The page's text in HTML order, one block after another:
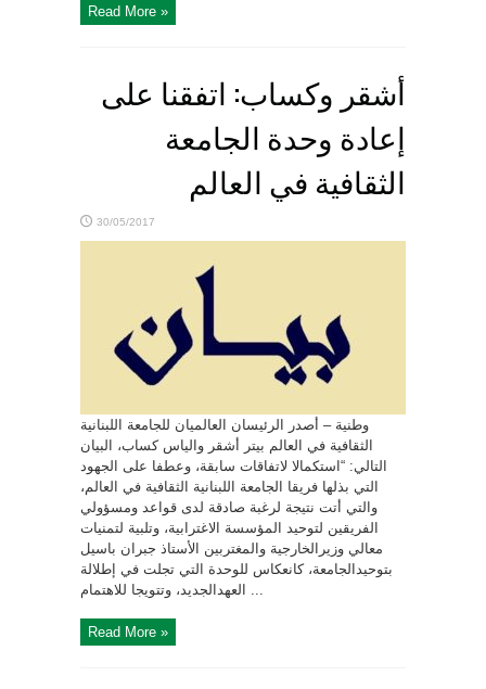
Read More »
أشقر وكساب: اتفقنا على
إعادة وحدة الجامعة
الثقافية في العالم
30/05/2017
وطنية – أصدر الرئيسان العالميان للجامعة اللبنانية
الثقافية في العالم بيتر أشقر والياس كساب، البيان
التالي: “استكمالا لاتفاقات سابقة، وعطفا على الجهود
التي بذلها فريقا الجامعة اللبنانية الثقافية في العالم،
والتي أتت نتيجة لرغبة صادقة لدى قواعد ومسؤولي
الفريقين لتوحيد المؤسسة الاغترابية، وتلبية لتمنيات
معالي وزيرالخارجية والمغتربين الأستاذ جبران باسيل
بتوحيدالجامعة، كانعكاس للوحدة التي تجلت في إطلالة
العهدالجديد، وتتويجا للاهتمام ...
Read More »